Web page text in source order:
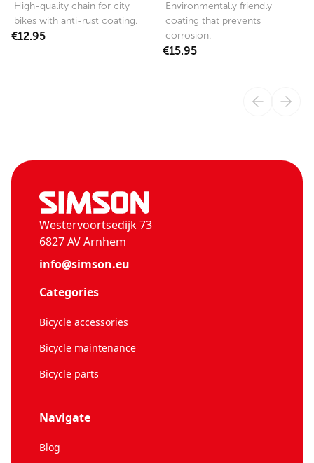
High-quality chain for city
bikes with anti-rust coating.
€12.95
Environmentally friendly
coating that prevents
corrosion.
€15.95
Westervoortsedijk 73
6827 AV Arnhem
info@simson.eu
Categories
Bicycle accessories
Bicycle maintenance
Bicycle parts
Navigate
Blog